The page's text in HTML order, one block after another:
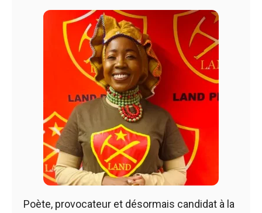
Poète, provocateur et désormais candidat à la